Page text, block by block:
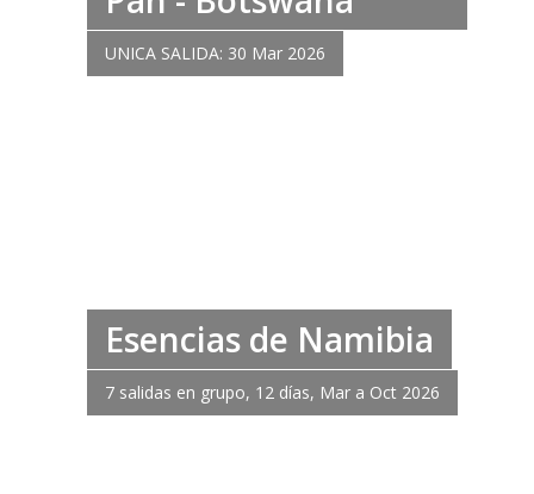
UNICA SALIDA: 30 Mar 2026
Esencias de Namibia
7 salidas en grupo, 12 días, Mar a Oct 2026